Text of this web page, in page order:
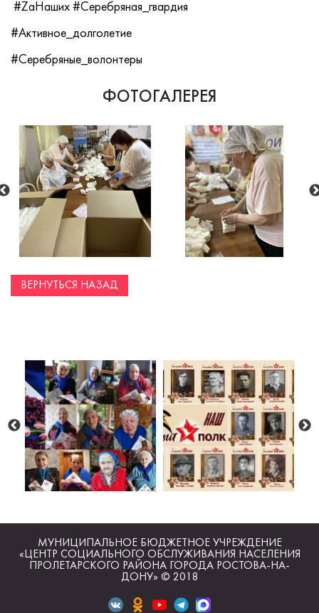
#ZаНаших #Серебряная_гвардия
#Активное_долголетие
#Серебряные_волонтеры
ФОТОГАЛЕРЕЯ
ВЕРНУТЬСЯ НАЗАД
МУНИЦИПАЛЬНОЕ БЮДЖЕТНОЕ УЧРЕЖДЕНИЕ
«ЦЕНТР СОЦИАЛЬНОГО ОБСЛУЖИВАНИЯ НАСЕЛЕНИЯ
ПРОЛЕТАРСКОГО РАЙОНА ГОРОДА РОСТОВА-НА-
ДОНУ» © 2018